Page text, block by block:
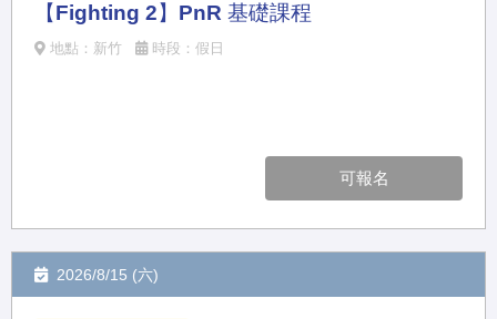
【Fighting 2】PnR 基礎課程
地點：新竹 時段：假日
可報名
2026/8/15 (六)